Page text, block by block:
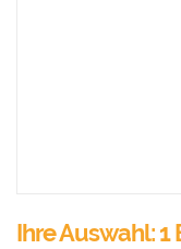
Ihre Auswahl: